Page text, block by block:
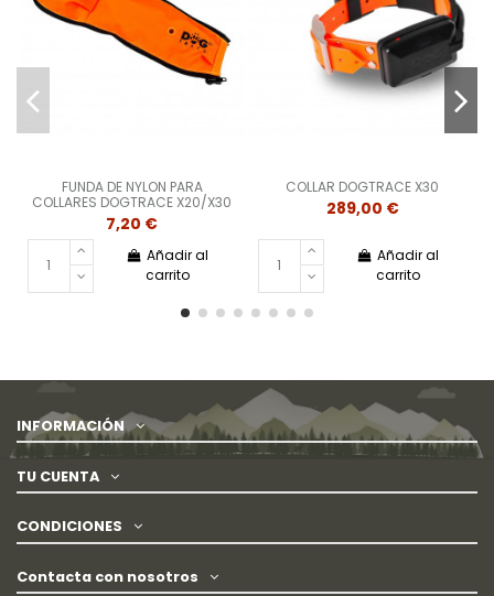
FUNDA DE NYLON PARA
COLLARES DOGTRACE X20/X30
7,20 €
Añadir al
carrito
COLLAR DOGTRACE X30
289,00 €
Añadir al
carrito
INFORMACIÓN
TU CUENTA
CONDICIONES
Contacta con nosotros